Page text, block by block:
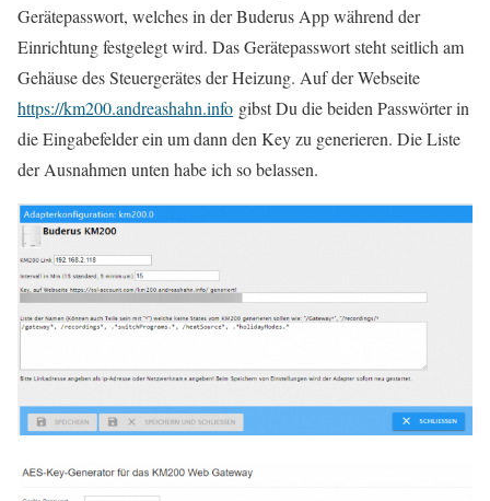
Gerätepasswort, welches in der Buderus App während der
Einrichtung festgelegt wird. Das Gerätepasswort steht seitlich am
Gehäuse des Steuergerätes der Heizung. Auf der Webseite
https://km200.andreashahn.info gibst Du die beiden Passwörter in
die Eingabefelder ein um dann den Key zu generieren. Die Liste
der Ausnahmen unten habe ich so belassen.